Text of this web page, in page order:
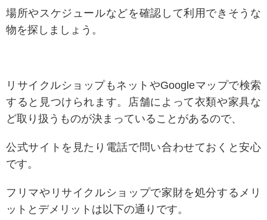
場所やスケジュールなどを確認して利用できそうな
物を探しましょう。
リサイクルショップもネットやGoogleマップで検索
すると見つけられます。店舗によって衣類や家具な
ど取り扱うものが決まっていることがあるので、
公式サイトを見たり電話で問い合わせておくと安心
です。
フリマやリサイクルショップで家財を処分するメリ
ットとデメリットは以下の通りです。